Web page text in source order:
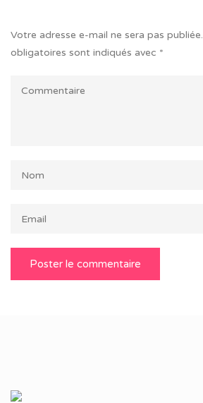
Votre adresse e-mail ne sera pas publiée.
obligatoires sont indiqués avec *